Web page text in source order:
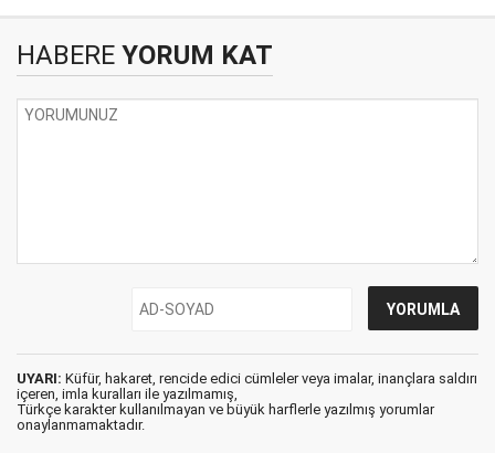
HABERE YORUM KAT
UYARI: Küfür, hakaret, rencide edici cümleler veya imalar, inançlara saldırı
içeren, imla kuralları ile yazılmamış,
Türkçe karakter kullanılmayan ve büyük harflerle yazılmış yorumlar
onaylanmamaktadır.